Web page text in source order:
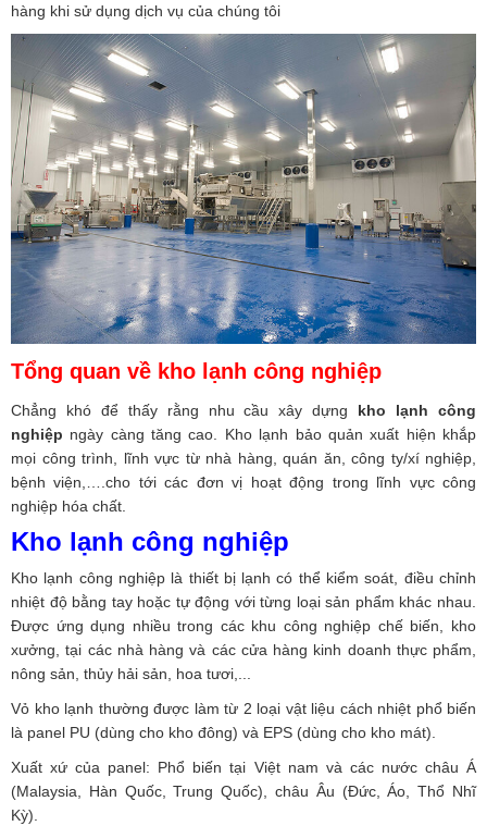
hàng khi sử dụng dịch vụ của chúng tôi
Tổng quan về kho lạnh công nghiệp
Chẳng khó để thấy rằng nhu cầu xây dựng kho lạnhcông
nghiệp ngày càng tăng cao. Kho lạnh bảo quản xuất hiện khắp
mọi công trình, lĩnh vực từ nhà hàng, quán ăn, công ty/xí nghiệp,
bệnh viện,….cho tới các đơn vị hoạt động trong lĩnh vực công
nghiệp hóa chất.
Kho lạnh công nghiệp
Kho lạnh công nghiệp là thiết bị lạnh có thể kiểm soát, điều chỉnh
nhiệt độ bằng tay hoặc tự động với từng loại sản phẩm khác nhau.
Được ứng dụng nhiều trong các khu công nghiệp chế biến, kho
xưởng, tại các nhà hàng và các cửa hàng kinh doanh thực phẩm,
nông sản, thủy hải sản, hoa tươi,...
Vỏ kho lạnh thường được làm từ 2 loại vật liệu cách nhiệt phổ biến
là panel PU (dùng cho kho đông) và EPS (dùng cho kho mát).
Xuất xứ của panel: Phổ biến tại Việt nam và các nước châu Á
(Malaysia, Hàn Quốc, Trung Quốc), châu Âu (Đức, Áo, Thổ Nhĩ
Kỳ).